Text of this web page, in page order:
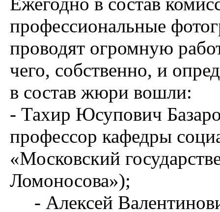
профессиональные
проводят огромную
чего, собственно, и
в состав жюри вошли:
- Тахир Юсупович
профессор кафедры
«Московский
Ломоносова»);
- Алексей